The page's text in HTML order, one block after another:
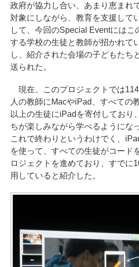
政府が協力し合い、あまり恵まれ
対象にしながら、教育を支援して
して、今回のSpecial Eventにはこ
する学校の生徒と教師が招かれて
し、紹介された会場の子どもたち
送られた。
現在、このプロジェクトでは
人の教師にMacやiPad、すべての
以上の生徒にiPadを寄付しており
ちが楽しみながら学べるようにな
これで終わりというわけでく、
を使って、すべての生徒がコード
ロジェクトを進めており、すでに
用していると紹介した。